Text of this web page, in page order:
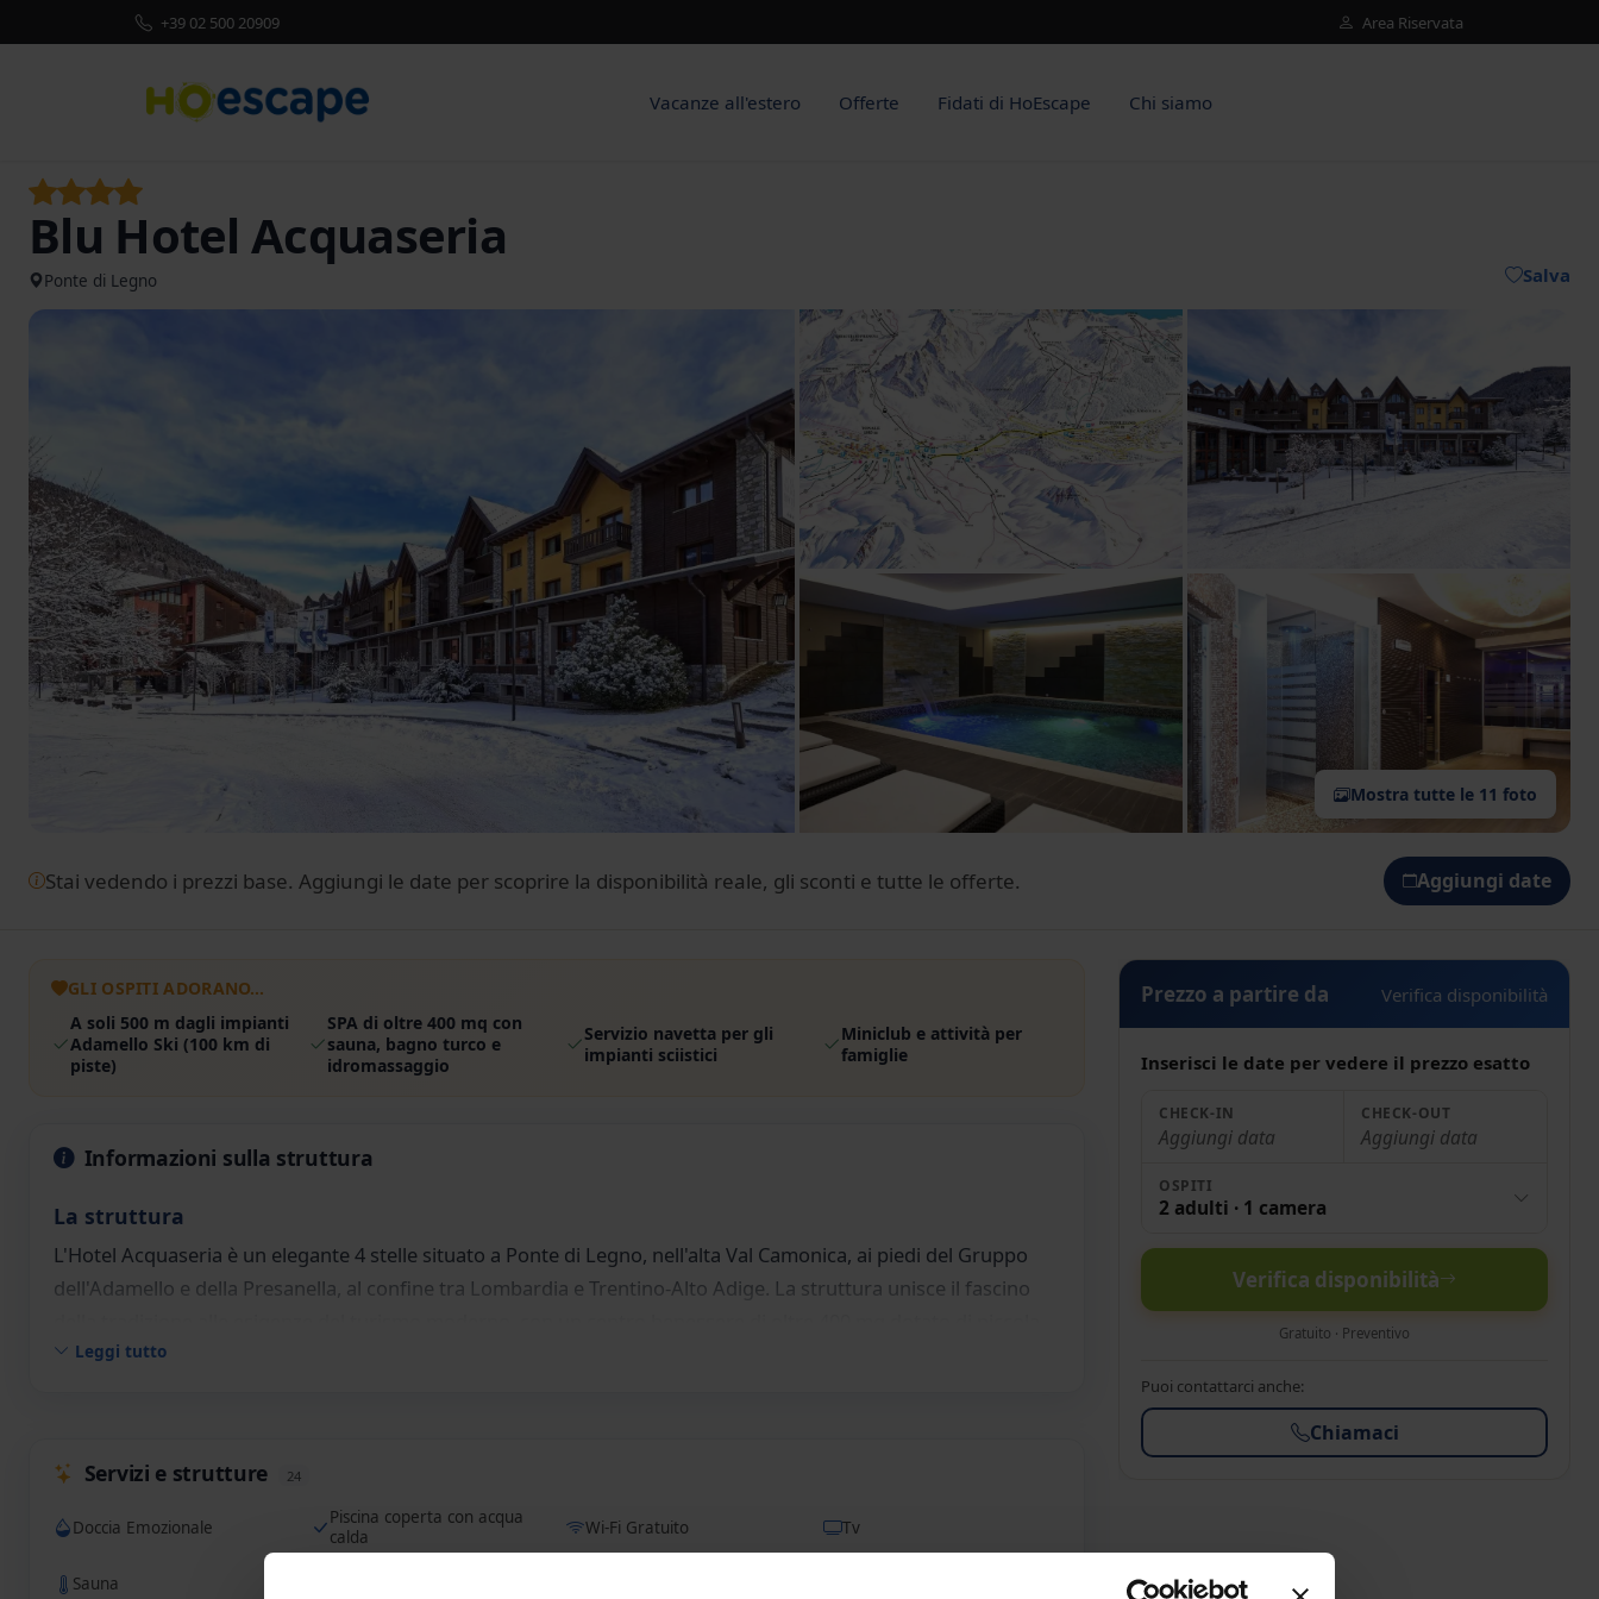
+39 02 500 20909 Area Riservata
Vacanze all'estero Offerte Fidati di HoEscape Chi siamo
Blu Hotel Acquaseria
Ponte di Legno Salva
Mostra tutte le 11 foto
Stai vedendo i prezzi base. Aggiungi le date per scoprire la disponibilità reale, gli sconti e tutte le offerte. Aggiungi date
GLI OSPITI ADORANO…
A soli 500 m dagli impianti
Adamello Ski (100 km di
piste)
SPA di oltre 400 mq con
sauna, bagno turco e
idromassaggio
Servizio navetta per gli
impianti sciistici
Miniclub e attività per
famiglie
Informazioni sulla struttura
La struttura
L'Hotel Acquaseria è un elegante 4 stelle situato a Ponte di Legno, nell'alta Val Camonica, ai piedi del Gruppo
dell'Adamello e della Presanella, al confine tra Lombardia e Trentino-Alto Adige. La struttura unisce il fascino
vasca con idromassaggio, bagno turco, sauna, bio sauna, docce emozionali, cascata di ghiaccio, solarium, vasca
alla settimana, un piano bar. Internamente gli ospiti trovano american bar, living room, ristorante, sala tv, sala
con caminetto e biliardo a pagamento. Disponibili connessione wi-fi gratuita (nella hall e nelle
Leggi tutto
Servizi e strutture 24
Doccia Emozionale
Piscina coperta con acqua
calda
Wi-Fi Gratuito Tv
Sauna
Prezzo a partire da Verifica disponibilità
Inserisci le date per vedere il prezzo esatto
CHECK-IN
Aggiungi data
CHECK-OUT
Aggiungi data
OSPITI
2 adulti · 1 camera
Verifica disponibilità
Gratuito · Preventivo
Puoi contattarci anche:
Chiamaci